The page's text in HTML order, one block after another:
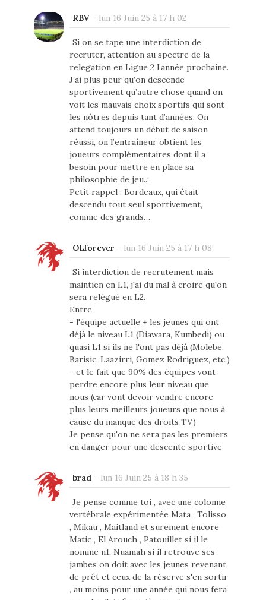
RBV- lun 16 Juin 25 à 17 h 02
Si on se tape une interdiction de
recruter, attention au spectre de la
relegation en Ligue 2 l’année prochaine.
J’ai plus peur qu’on descende
sportivement qu’autre chose quand on
voit les mauvais choix sportifs qui sont
les nôtres depuis tant d’années. On
attend toujours un début de saison
réussi, on l’entraîneur obtient les
joueurs complémentaires dont il a
besoin pour mettre en place sa
philosophie de jeu..:
Petit rappel : Bordeaux, qui était
descendu tout seul sportivement,
comme des grands…
OLforever - lun 16 Juin 25 à 17 h 08
Si interdiction de recrutement mais
maintien en L1, j'ai du mal à croire qu'on
sera relégué en L2.
Entre
- l'équipe actuelle + les jeunes qui ont
déjà le niveau L1 (Diawara, Kumbedi) ou
quasi L1 si ils ne l'ont pas déjà (Molebe,
Barisic, Laazirri, Gomez Rodriguez, etc.)
- et le fait que 90% des équipes vont
perdre encore plus leur niveau que
nous (car vont devoir vendre encore
plus leurs meilleurs joueurs que nous à
cause du manque des droits TV)
Je pense qu'on ne sera pas les premiers
en danger pour une descente sportive
brad - lun 16 Juin 25 à 18 h 35
Je pense comme toi , avec une colonne
vertébrale expérimentée Mata , Tolisso
, Mikau , Maitland et surement encore
Matic , El Arouch , Patouillet si il le
nomme n1, Nuamah si il retrouve ses
jambes on doit avec les jeunes revenant
de prêt et ceux de la réserve s'en sortir
, au moins pour une année qui nous fera